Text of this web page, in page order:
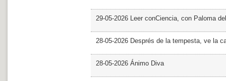
29-05-2026 Leer conCiencia, con Paloma
28-05-2026 Després de la tempesta, ve la
28-05-2026 Ánimo Diva